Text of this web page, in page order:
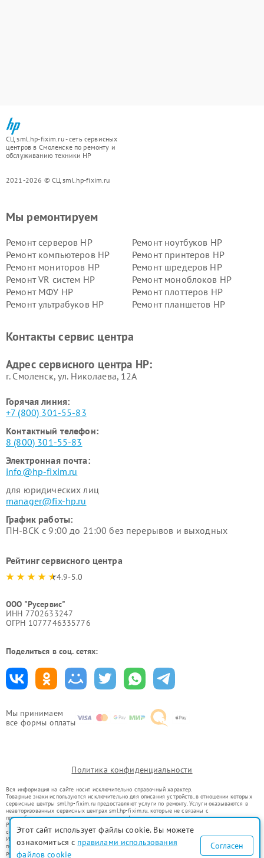
СЦ sml.hp-fixim.ru - сеть сервисных
центров в Смоленске по ремонту и
обслуживанию техники HP
2021-2026 © СЦ sml.hp-fixim.ru
Мы принимаем
все формы оплаты
Мы ремонтируем
Ремонт серверов HP
Ремонт ноутбуков HP
Ремонт компьютеров HP
Ремонт принтеров HP
Ремонт мониторов HP
Ремонт шредеров HP
Ремонт VR систем HP
Ремонт моноблоков HP
Ремонт МФУ HP
Ремонт плоттеров HP
Ремонт ультрабуков HP
Ремонт планшетов HP
Контакты сервис центра
Адрес сервисного центра HP:
г. Смоленск, ул. Николаева, 12А
Горячая линия:
+7 (800) 301-55-83
Контактный телефон:
8 (800) 301-55-83
Электронная почта:
info@hp-fixim.ru
для юридических лиц
manager@fix-hp.ru
График работы:
ПН-ВСК с 9:00 до 21:00 без перерывов и выходных
Рейтинг сервисного центра
4.9-5.0
ООО "Русервис"
ИНН 7702633247
ОГРН 1077746335776
Поделиться в соц. сетях:
Политика конфиденциальности
Вся информация на сайте носит исключительно справочный характер.
Товарные знаки используются исключительно для описания устройств, в отношении которых
сервисные центры sml.hp-fixim.ru предоставляют услуги по ремонту. Услуги оказываются в
неавторизованных сервисных центрах sml.hp-fixim.ru, которые не связаны с
правообладателями товарных знаков или их официальными представителями.
Ремонт осуществляется для устройств, уже введенных в гражданский оборот в соответствии
со статьей 1487 ГК РФ.
Использование товарных знаков не преследует цели индивидуализации услуг или введения
потребителей в заблуждение, а служит для информирования о предоставляемых услугах по
ремонту техники указанных брендов.
Этот сайт использует файлы cookie. Вы можете
ознакомиться с правилами использования
файлов cookie
Согласен